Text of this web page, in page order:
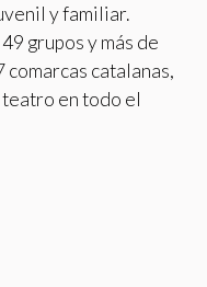
y familiar.
grupos y más de
catalanas,
en todo el